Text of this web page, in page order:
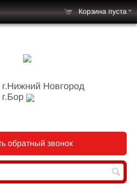
г.Нижний Новгород
г.Бор
обратный звонок
Корзина пуста